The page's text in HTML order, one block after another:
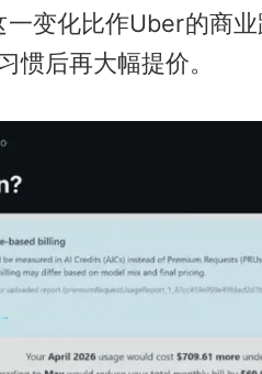
一变化比作Uber的商
惯后再大幅提价。